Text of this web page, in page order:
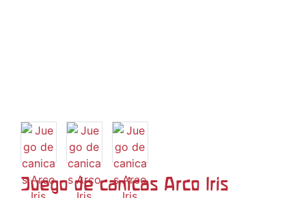
Juego de canicas Arco Iris